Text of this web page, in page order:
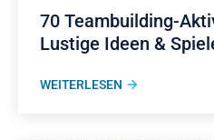
70 Teambuilding-
Lustige Ideen &
WEITERLESEN